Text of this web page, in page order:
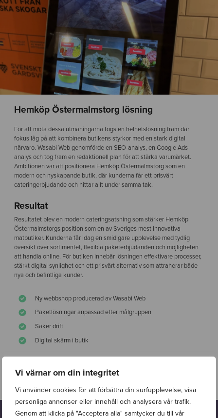
Vi värnar om din integritet
Vi använder cookies för att förbättra din surfupplevelse, visa
personliga annonser eller innehåll och analysera vår trafik.
Genom att klicka på "Acceptera alla" samtycker du till vår
Hemköp Östermalmstorg lösning
För att möta dessa utmaningarna togs en helhetslösning fram där
fokus låg på att kombinera butikens styrkor med en stark digital
närvaro. Wasabi Web genomförde en SEO-analys, en Google Ads-
analys och tog fram en redaktionell plan för att stärka varumärket.
Ambitionen var att positionera Hemköp Östermalmstorg som en
modern och nyskapande butik, där kunderna får ett prisvärt
cateringerbjudande och hittar allt under samma tak.
Resultat
Resultatet blev en modern cateringsatsning som stärker Hemköp
Östermalmstorgs position som en av Sveriges mest innovativa
matbutiker. Kunderna får idag en smidigare upplevelse med tydlig
översikt över sortimentet, flexibla paketerbjudanden och möjligheten
att handla online. För butiken innebär lösningen effektivare processer,
stärkt digital synlighet och ett prisvärt alternativ som attraherar både
nya och befintliga kunder.
Ny webbshop producerad av Wasabi Web
Paketlösningar anpassad efter målgruppen
Säker drift
Digital skärm i butik
Besök webben